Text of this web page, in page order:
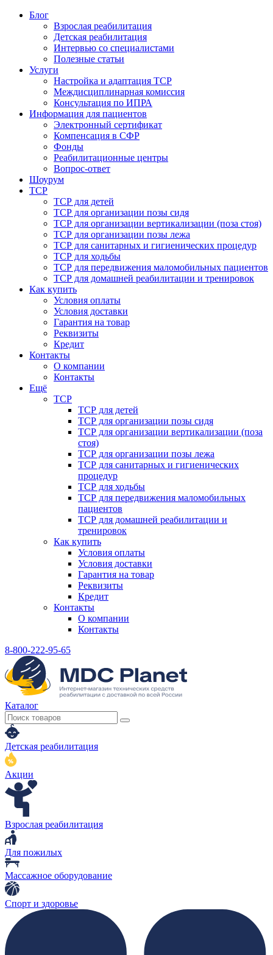
Блог
Взрослая реабилитация
Детская реабилитация
Интервью со специалистами
Полезные статьи
Услуги
Настройка и адаптация ТСР
Междисциплинарная комиссия
Консультация по ИПРА
Информация для пациентов
Электронный сертификат
Компенсация в СФР
Фонды
Реабилитационные центры
Вопрос-ответ
Шоурум
ТСР
ТСР для детей
ТСР для организации позы сидя
ТСР для организации вертикализации (поза стоя)
ТСР для организации позы лежа
ТСР для санитарных и гигиенических процедур
ТСР для ходьбы
ТСР для передвижения маломобильных пациентов
ТСР для домашней реабилитации и тренировок
Как купить
Условия оплаты
Условия доставки
Гарантия на товар
Реквизиты
Кредит
Контакты
О компании
Контакты
Ещё
ТСР
ТСР для детей
ТСР для организации позы сидя
ТСР для организации вертикализации (поза
стоя)
ТСР для организации позы лежа
ТСР для санитарных и гигиенических
процедур
ТСР для ходьбы
ТСР для передвижения маломобильных
пациентов
ТСР для домашней реабилитации и
тренировок
Как купить
Условия оплаты
Условия доставки
Гарантия на товар
Реквизиты
Кредит
Контакты
О компании
Контакты
8-800-222-95-65
Каталог
Детская реабилитация
Акции
Взрослая реабилитация
Для пожилых
Массажное оборудование
Спорт и здоровье